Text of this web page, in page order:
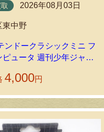
2026年08月03日
東中野
ンドークラシックミニ フ
ピュータ 週刊少年ジャン
4,000円